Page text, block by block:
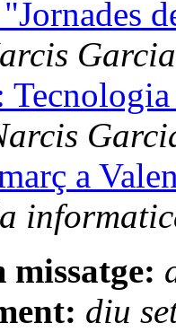
a
diu